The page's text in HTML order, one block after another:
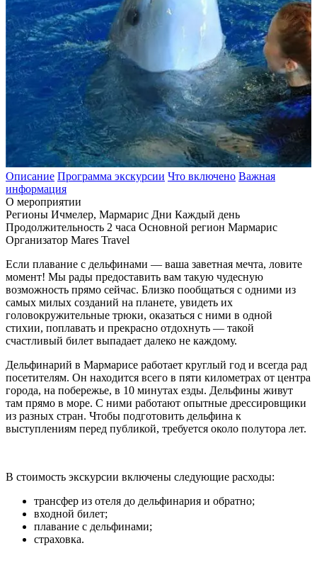
Описание Программа экскурсии Что включено Важная
информация
О мероприятии
Регионы Ичмелер, Мармарис Дни Каждый день
Продолжительность 2 часа Основной регион Мармарис
Организатор Mares Travel
Если плавание с дельфинами — ваша заветная мечта, ловите
момент! Мы рады предоставить вам такую чудесную
возможность прямо сейчас. Близко пообщаться с одними из
самых милых созданий на планете, увидеть их
головокружительные трюки, оказаться с ними в одной
стихии, поплавать и прекрасно отдохнуть — такой
счастливый билет выпадает далеко не каждому.
Дельфинарий в Мармарисе работает круглый год и всегда рад
посетителям. Он находится всего в пяти километрах от центра
города, на побережье, в 10 минутах езды. Дельфины живут
там прямо в море. С ними работают опытные дрессировщики
из разных стран. Чтобы подготовить дельфина к
выступлениям перед публикой, требуется около полутора лет.
В стоимость экскурсии включены следующие расходы:
трансфер из отеля до дельфинария и обратно;
входной билет;
плавание с дельфинами;
страховка.